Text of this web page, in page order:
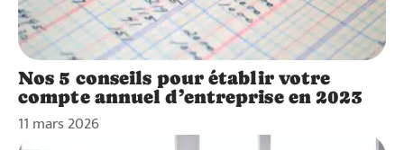
Nos 5 conseils pour établir votre
compte annuel d’entreprise en 2023
11 mars 2026